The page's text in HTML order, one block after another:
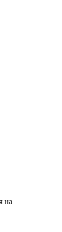
на